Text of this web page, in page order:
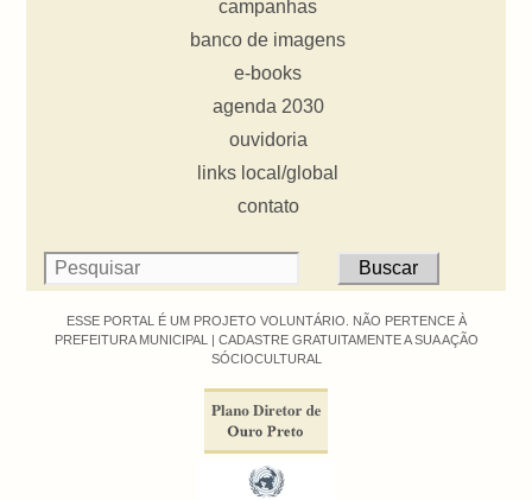
campanhas
banco de imagens
e-books
agenda 2030
ouvidoria
links local/global
contato
ESSE PORTAL É UM PROJETO VOLUNTÁRIO. NÃO PERTENCE À
PREFEITURA MUNICIPAL | CADASTRE GRATUITAMENTE A SUA AÇÃO
SÓCIOCULTURAL